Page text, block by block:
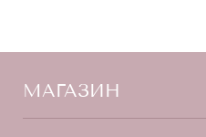
Икра рыб
Кофеин
Коэнзим Q10
МАГАЗИН